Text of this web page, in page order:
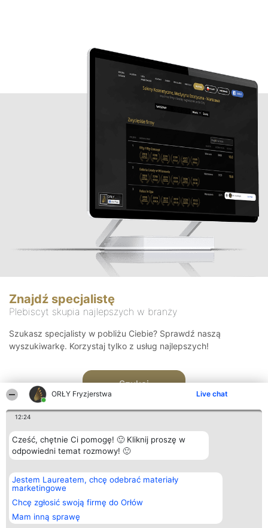
ORŁY Fryzjerstwa Live chat
12:24
Cześć, chętnie Ci pomogę! 🙂 Kliknij proszę w
odpowiedni temat rozmowy! 🙂
Jestem Laureatem, chcę odebrać materiały
marketingowe
Chcę zgłosić swoją firmę do Orłów
Mam inną sprawę
Znajdź specjalistę
Plebiscyt skupia najlepszych w branży
Szukasz specjalisty w pobliżu Ciebie? Sprawdź naszą
wyszukiwarkę. Korzystaj tylko z usług najlepszych!
Szukaj
Organizator plebiscytu
Bright Side Solutions sp. z o.
o. sp. k.
ul. Ruska 22
Wrocław 50-079
KRS 0000749100 | Regon
381313360 | NIP 8943132676
Plebiscyt
Laureaci
wszystkich
Laureatów
Regulamin
Kontakt
Kontakt